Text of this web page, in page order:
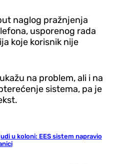
naglog pražnjenja
usporenog rada
koje korisnik nije
na problem, ali i na
sistema, pa je
u koloni: EES sistem napravio